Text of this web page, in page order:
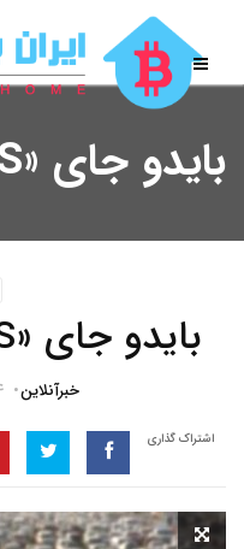
بایدو جای «GPS» را می‌گیرد؟
بایدو جای «GPS» را می‌گیرد؟
خبرآنلاین
اشتراک گذاری